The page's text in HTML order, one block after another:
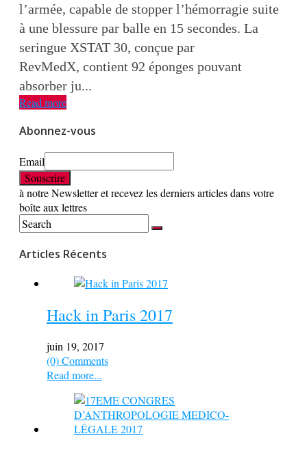
l’armée, capable de stopper l’hémorragie suite
à une blessure par balle en 15 secondes. La
seringue XSTAT 30, conçue par
RevMedX, contient 92 éponges pouvant
absorber ju...
Read more
Abonnez-vous
Email
à notre Newsletter et recevez les derniers articles dans votre
boîte aux lettres
Articles Récents
Hack in Paris 2017
juin 19, 2017
(0) Comments
Read more...